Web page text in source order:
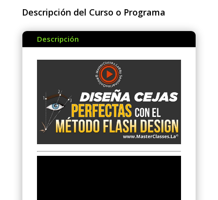
Descripción del Curso o Programa
Descripción